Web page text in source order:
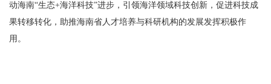
动海南“生态+海洋科技”进步，引领海洋领域科技创新，促进科技成
果转移转化，助推海南省人才培养与科研机构的发展发挥积极作
用。